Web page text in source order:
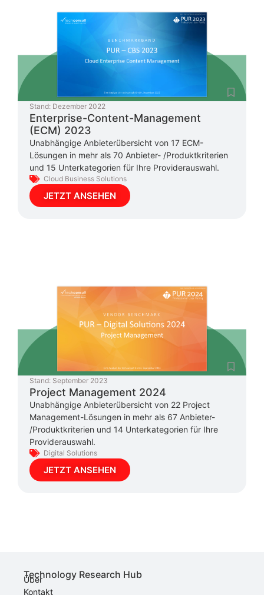
Stand: Dezember 2022
Enterprise-Content-Management
(ECM) 2023
Unabhängige Anbieterübersicht von 17 ECM-
Lösungen in mehr als 70 Anbieter- /Produktkriterien
und 15 Unterkategorien für Ihre Providerauswahl.
Cloud Business Solutions
JETZT ANSEHEN
Stand: September 2023
Project Management 2024
Unabhängige Anbieterübersicht von 22 Project
Management-Lösungen in mehr als 67 Anbieter-
/Produktkriterien und 14 Unterkategorien für Ihre
Providerauswahl.
Digital Solutions
JETZT ANSEHEN
Technology Research Hub
Über
Kontakt